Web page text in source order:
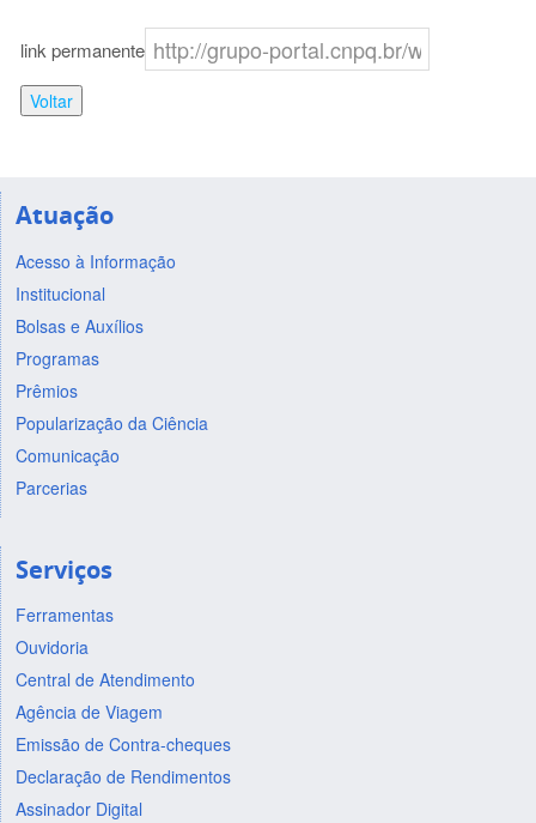
link permanente
Voltar
Atuação
Acesso à Informação
Institucional
Bolsas e Auxílios
Programas
Prêmios
Popularização da Ciência
Comunicação
Parcerias
Serviços
Ferramentas
Ouvidoria
Central de Atendimento
Agência de Viagem
Emissão de Contra-cheques
Declaração de Rendimentos
Assinador Digital